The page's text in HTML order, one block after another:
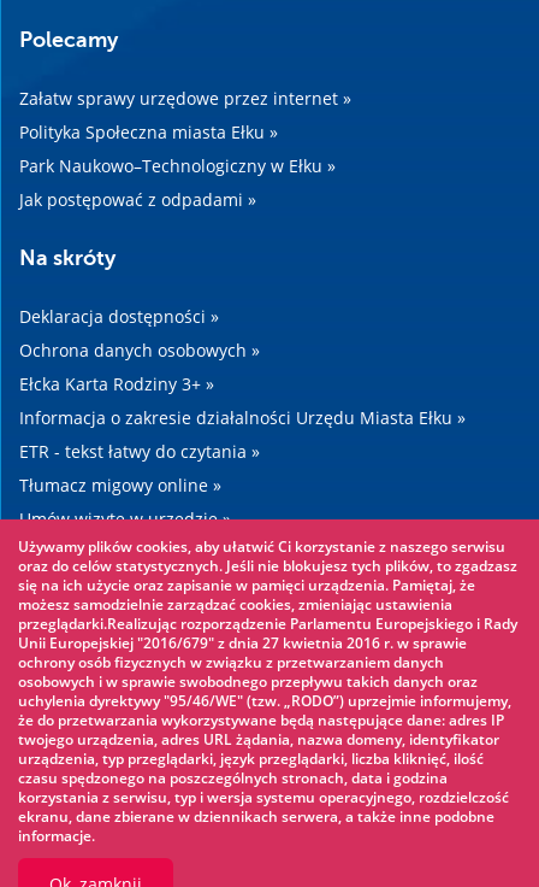
Polecamy
Załatw sprawy urzędowe przez internet »
Polityka Społeczna miasta Ełku »
Park Naukowo–Technologiczny w Ełku »
Jak postępować z odpadami »
Na skróty
Deklaracja dostępności »
Ochrona danych osobowych »
Ełcka Karta Rodziny 3+ »
Informacja o zakresie działalności Urzędu Miasta Ełku »
ETR - tekst łatwy do czytania »
Tłumacz migowy online »
Umów wizytę w urzędzie »
Drogi »
Warto zobaczyć
Park linowy »
Park Wodny »
Lodowisko »
KINOECK »
Muzeum »
Używamy plików cookies, aby ułatwić Ci korzystanie z naszego serwisu
oraz do celów statystycznych. Jeśli nie blokujesz tych plików, to zgadzasz
się na ich użycie oraz zapisanie w pamięci urządzenia. Pamiętaj, że
możesz samodzielnie zarządzać cookies, zmieniając ustawienia
przeglądarki.Realizując rozporządzenie Parlamentu Europejskiego i Rady
Unii Europejskiej "2016/679" z dnia 27 kwietnia 2016 r. w sprawie
ochrony osób fizycznych w związku z przetwarzaniem danych
osobowych i w sprawie swobodnego przepływu takich danych oraz
uchylenia dyrektywy "95/46/WE" (tzw. „RODO”) uprzejmie informujemy,
że do przetwarzania wykorzystywane będą następujące dane: adres IP
twojego urządzenia, adres URL żądania, nazwa domeny, identyfikator
urządzenia, typ przeglądarki, język przeglądarki, liczba kliknięć, ilość
czasu spędzonego na poszczególnych stronach, data i godzina
korzystania z serwisu, typ i wersja systemu operacyjnego, rozdzielczość
ekranu, dane zbierane w dziennikach serwera, a także inne podobne
informacje.